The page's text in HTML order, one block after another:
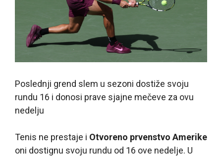
Poslednji grend slem u sezoni dostiže svoju
rundu 16 i donosi prave sjajne mečeve za ovu
nedelju
Tenis ne prestaje i Otvoreno prvenstvo Amerike
oni dostignu svoju rundu od 16 ove nedelje. U